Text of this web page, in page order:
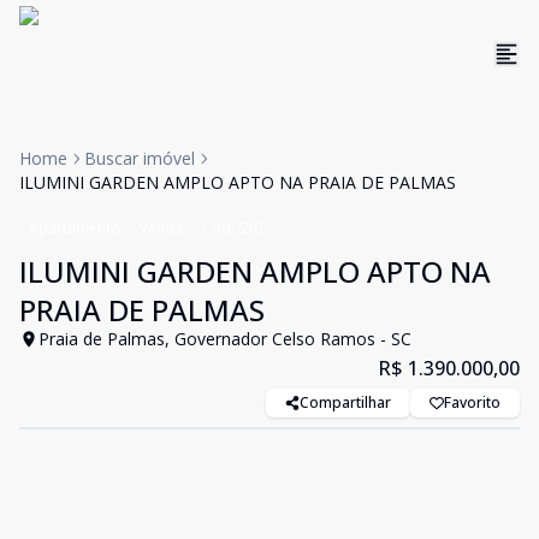
Home
Buscar imóvel
ILUMINI GARDEN AMPLO APTO NA PRAIA DE PALMAS
ILUMINI GARDEN AMPLO APTO NA
PRAIA DE PALMAS
Praia de Palmas, Governador Celso Ramos - SC
R$ 1.390.000,00
Compartilhar Favorito